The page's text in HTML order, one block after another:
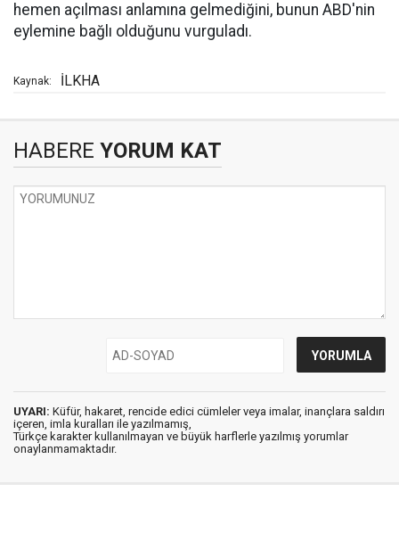
hemen açılması anlamına gelmediğini, bunun ABD'nin
eylemine bağlı olduğunu vurguladı.
Kaynak: İLKHA
HABERE YORUM KAT
UYARI: Küfür, hakaret, rencide edici cümleler veya imalar, inançlara saldırı
içeren, imla kuralları ile yazılmamış,
Türkçe karakter kullanılmayan ve büyük harflerle yazılmış yorumlar
onaylanmamaktadır.